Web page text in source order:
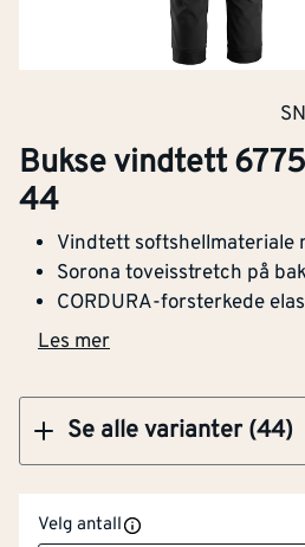
Bukse vindtett
44
Vindtett softshellmateriale
Sorona toveisstretch på
CORDURA-forsterkede
Les mer
Se alle varianter (44)
Bukse vindtett 6775 dame
Kjøp
Velg antall